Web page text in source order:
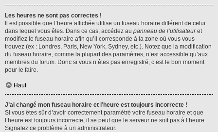
Les heures ne sont pas correctes !
Il est possible que l’heure affichée utilise un fuseau horaire différent de celui
dans lequel vous êtes. Dans ce cas, accédez au panneau de l’utilisateuret
modifiez le fuseau horaire afin qu’il corresponde à la zone où vous vous
trouvez (ex : Londres, Paris, New York, Sydney, etc.). Notez que la modification
du fuseau horaire, comme la plupart des paramètres, n’est accessible qu’aux
membres du forum. Donc si vous n’êtes pas enregistré, c’est le bon moment
pour le faire.
Haut
J’ai changé mon fuseau horaire et l’heure est toujours incorrecte !
Si vous êtes sûr d’avoir correctement paramétré votre fuseau horaire et que
l’heure est toujours incorrecte, il se peut que le serveur ne soit pas à l’heure.
Signalez ce problème à un administrateur.